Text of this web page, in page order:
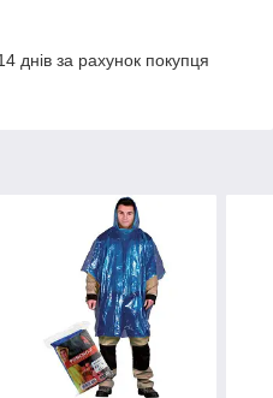
днів за рахунок покупця